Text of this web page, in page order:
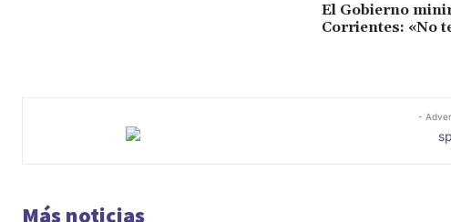
El Gobierno
Corrientes: «No
-
Más noticias